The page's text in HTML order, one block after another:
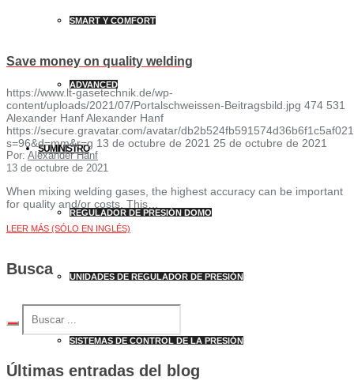
SMART Y COMFORT
ADVANCED
SUMINISTRO
REGULADOR DE PRESIÓN DOMO
UNIDADES DE REGULADOR DE PRESIÓN
SISTEMAS DE CONTROL DE LA PRESIÓN
Save money on quality welding
https://www.lt-gasetechnik.de/wp-
content/uploads/2021/07/Portalschweissen-Beitragsbild.jpg 474 531
Alexander HanfAlexander Hanf
https://secure.gravatar.com/avatar/
s=96&d=mm&r=g 13 de octubre de 2021 25 de octubre de 2021
Por: Alexander Hanf
13 de octubre de 2021
When mixing welding gases, the highest accuracy can be important
for quality and/or costs. This…
LEER MÁS (SÓLO EN INGLÉS)
Busca
Últimas entradas del blog